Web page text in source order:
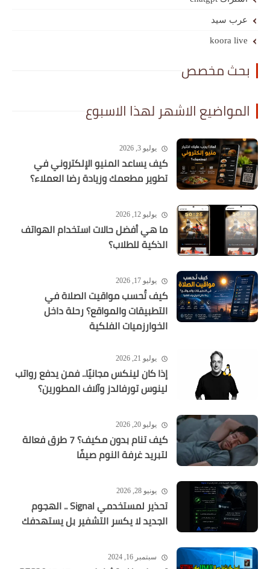
عرب سيد
koora live
بحث مخصص
المواضيع الاشهر لهذا الاسبوع
يوليو 3, 2026
كيف يساعد المنيو الإلكتروني في
تطوير مطعمك وزيادة رضا العملاء؟
يوليو 12, 2026
ما هي أفضل حالات استخدام الهواتف
الذكية للطلاب؟
يوليو 17, 2026
كيف تُحسب مواقيت الصلاة في
التطبيقات والمواقع؟ رحلة داخل
الخوارزميات الفلكية
يوليو 21, 2026
إذا كان لينكس مجانيًا.. فمن يدفع رواتب
لينوس تورفالدز وآلاف المطورين؟
يوليو 20, 2026
كيف تنام بدون مكيف؟ 7 طرق فعالة
لتبريد غرفة النوم صيفًا
يونيو 28, 2026
تحذير لمستخدمي Signal .. الهجوم
الجديد لا يكسر التشفير بل يستهدفك
سبتمبر 16, 2024